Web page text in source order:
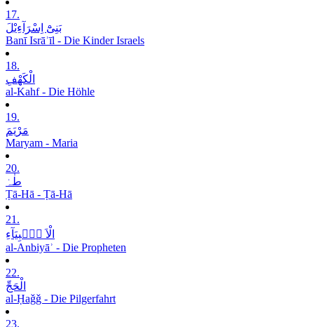
17.
بَنِیْٓ اِسْرَآءِیْلَ
Banī Isrāʾīl - Die Kinder Israels
18.
الْکَھْفِ
al-Kahf - Die Höhle
19.
مَرْیَمَ
Maryam - Maria
20.
طٰہٰ
Ṭā-Hā - Ṭā-Hā
21.
الْاَ نۡۢبِیَآءِ
al-Anbiyāʾ - Die Propheten
22.
الْحَجِّ
al-Ḥaǧǧ - Die Pilgerfahrt
23.